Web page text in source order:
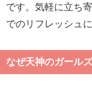
です。気軽に立ち
でのリフレッシュ
なぜ天神のガール